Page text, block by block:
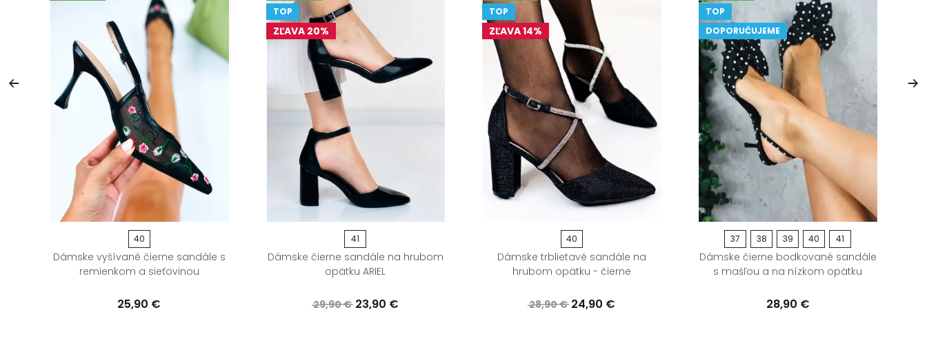
40
Dámske vyšívané čierne sandále s
remienkom a sieťovinou
25,90 €
TOP
ZĽAVA 20%
41
Dámske čierne sandále na hrubom
opätku ARIEL
29,90 € 23,90 €
TOP
ZĽAVA 14%
40
Dámske trblietavé sandále na
hrubom opätku - čierne
28,90 € 24,90 €
TOP
DOPORUČUJEME
37 38 39 40 41
Dámske čierne bodkované sandále
s mašľou a na nízkom opätku
28,90 €